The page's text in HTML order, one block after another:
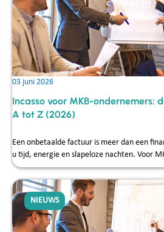
03 juni 2026
Incasso voor MKB-ondernemers:
A tot Z (2026)
Een onbetaalde factuur is meer dan een
u tijd, energie en slapeloze nachten. Voor
NIEUWS